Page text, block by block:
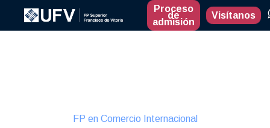
Proceso
de
admisión
Visítanos
FP en Comercio Internacional